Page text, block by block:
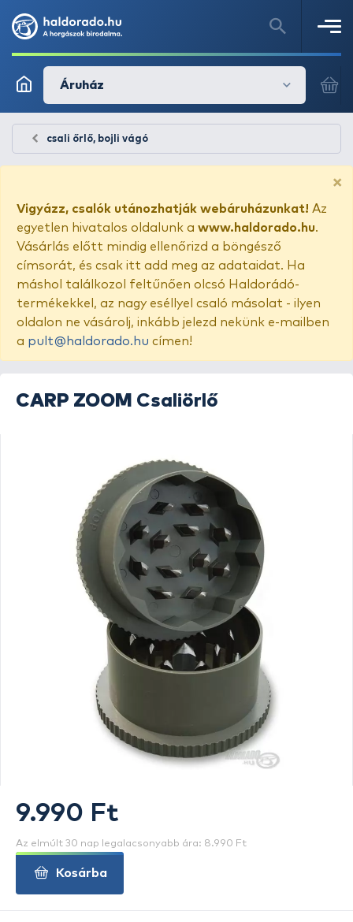
Áruház
csali őrlő, bojli vágó
×
Vigyázz, csalók utánozhatják webáruházunkat! Az
egyetlen hivatalos oldalunk a www.haldorado.hu.
Vásárlás előtt mindig ellenőrizd a böngésző
címsorát, és csak itt add meg az adataidat. Ha
máshol találkozol feltűnően olcsó Haldorádó-
termékekkel, az nagy eséllyel csaló másolat - ilyen
oldalon ne vásárolj, inkább jelezd nekünk e-mailben
a pult@haldorado.hu címen!
CARP ZOOM Csaliörlő
9.990 Ft
Az elmúlt 30 nap legalacsonyabb ára: 8.990 Ft
Kosárba